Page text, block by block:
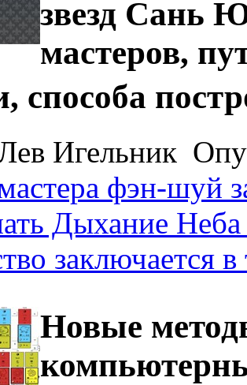
звезд Сань
мастеров,
способа
Игельник
фэн-шуй
Дыхание
заключается
Новые